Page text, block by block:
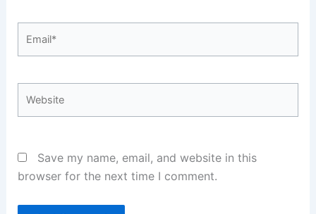
Save my name, email, and website in this
browser for the next time I comment.